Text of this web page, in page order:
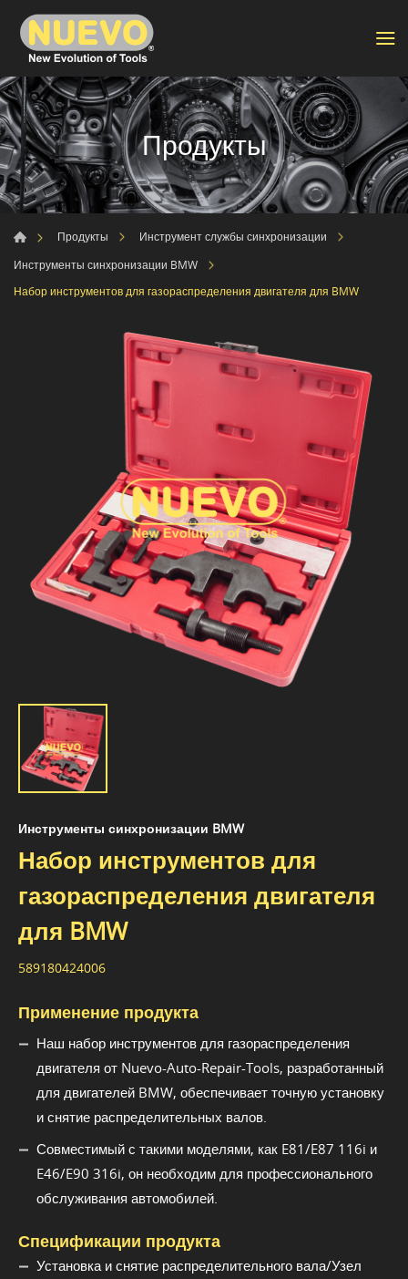
Продукты
Продукты
Инструмент службы синхронизации
Инструменты синхронизации BMW
Набор инструментов для газораспределения двигателя для BMW
Инструменты синхронизации BMW
Набор инструментов для
газораспределения двигателя
для BMW
589180424006
Применение продукта
Наш набор инструментов для газораспределения
двигателя от Nuevo-Auto-Repair-Tools, разработанный
для двигателей BMW, обеспечивает точную установку
и снятие распределительных валов.
Совместимый с такими моделями, как E81/E87 116i и
E46/E90 316i, он необходим для профессионального
обслуживания автомобилей.
Спецификации продукта
Установка и снятие распределительного вала/Узел